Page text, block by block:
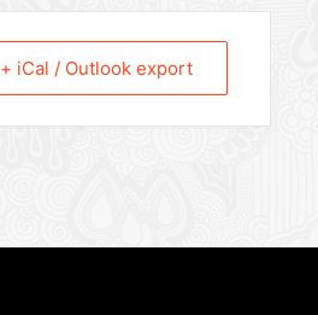
+ iCal / Outlook export